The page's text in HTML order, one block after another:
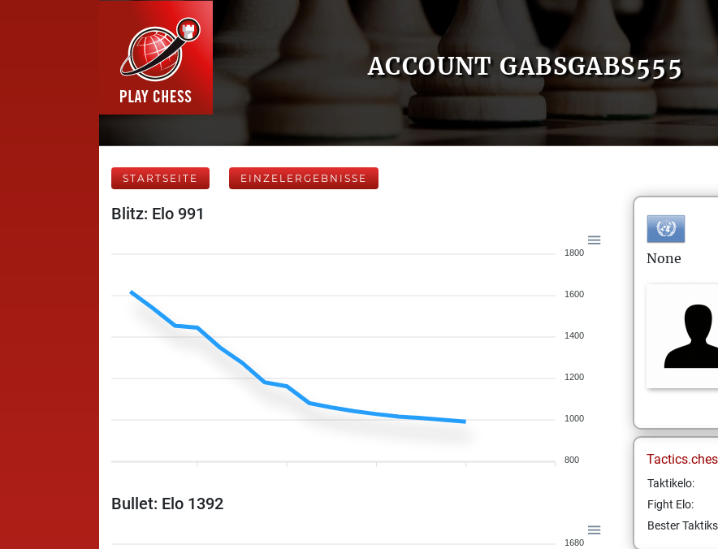
ACCOUNT GABSGABS555
STARTSEITE EINZELERGEBNISSE
Blitz: Elo 991
1800
1600
1400
1200
1000
800
Bullet: Elo 1392
1680
None
Taktikelo:
Fight Elo:
Bester